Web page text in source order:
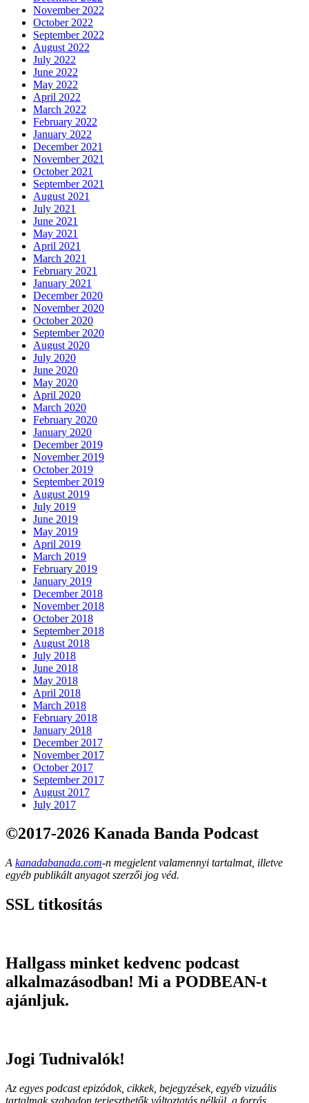
November 2022
October 2022
September 2022
August 2022
July 2022
June 2022
May 2022
April 2022
March 2022
February 2022
January 2022
December 2021
November 2021
October 2021
September 2021
August 2021
July 2021
June 2021
May 2021
April 2021
March 2021
February 2021
January 2021
December 2020
November 2020
October 2020
September 2020
August 2020
July 2020
June 2020
May 2020
April 2020
March 2020
February 2020
January 2020
December 2019
November 2019
October 2019
September 2019
August 2019
July 2019
June 2019
May 2019
April 2019
March 2019
February 2019
January 2019
December 2018
November 2018
October 2018
September 2018
August 2018
July 2018
June 2018
May 2018
April 2018
March 2018
February 2018
January 2018
December 2017
November 2017
October 2017
September 2017
August 2017
July 2017
©2017-2026 Kanada Banda Podcast
A kanadabanada.com-n megjelent valamennyi tartalmat, illetve
egyéb publikált anyagot szerzői jog véd.
SSL titkosítás
Hallgass minket kedvenc podcast
alkalmazásodban! Mi a PODBEAN-t
ajánljuk.
Jogi Tudnivalók!
Az egyes podcast epizódok, cikkek, bejegyzések, egyéb vizuális
tartalmak szabadon terjeszthetők változtatás nélkül, a forrás